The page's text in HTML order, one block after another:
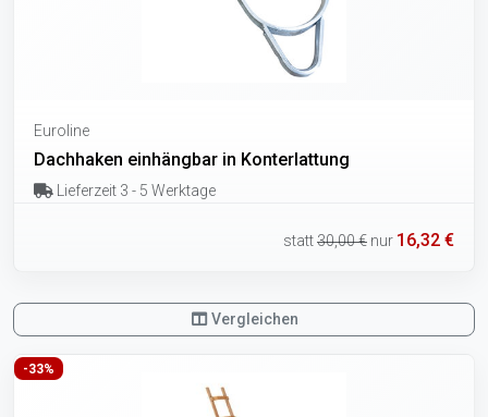
Euroline
Dachhaken einhängbar in Konterlattung
Lieferzeit 3 - 5 Werktage
statt30,00 € nur 16,32 €
Vergleichen
-33%